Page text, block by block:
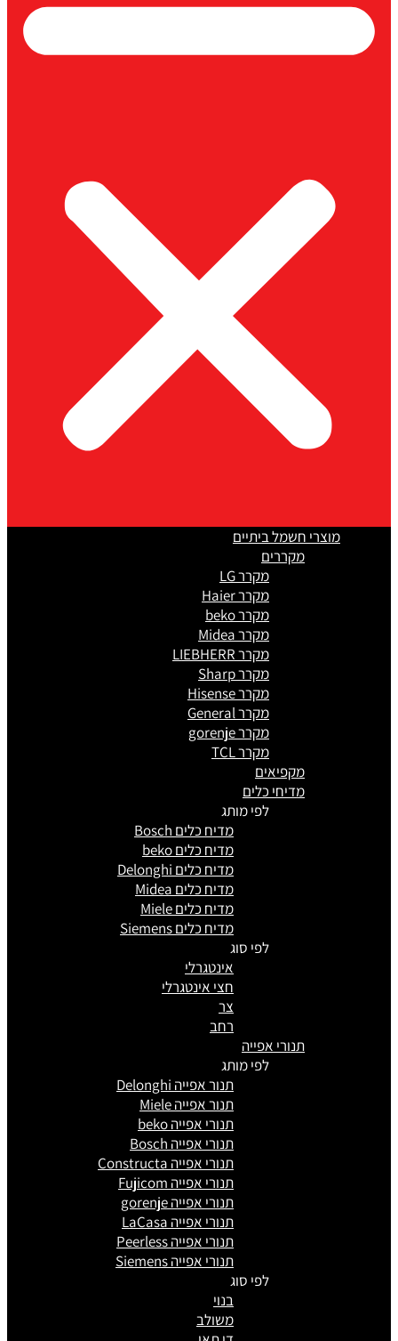
מוצרי חשמל ביתיים
מקררים
מקרר LG
מקרר Haier
מקרר beko
מקרר Midea
מקרר LIEBHERR
מקרר Sharp
מקרר Hisense
מקרר General
מקרר gorenje
מקרר TCL
מקפיאים
מדיחי כלים
לפי מותג
מדיח כלים Bosch
מדיח כלים beko
מדיח כלים Delonghi
מדיח כלים Midea
מדיח כלים Miele
מדיח כלים Siemens
לפי סוג
אינטגרלי
חצי אינטגרלי
צר
רחב
תנורי אפייה
לפי מותג
תנור אפייה Delonghi
תנור אפייה Miele
תנורי אפייה beko
תנורי אפייה Bosch
תנורי אפייה Constructa
תנורי אפייה Fujicom
תנורי אפייה gorenje
תנורי אפייה LaCasa
תנורי אפייה Peerless
תנורי אפייה Siemens
לפי סוג
בנוי
משולב